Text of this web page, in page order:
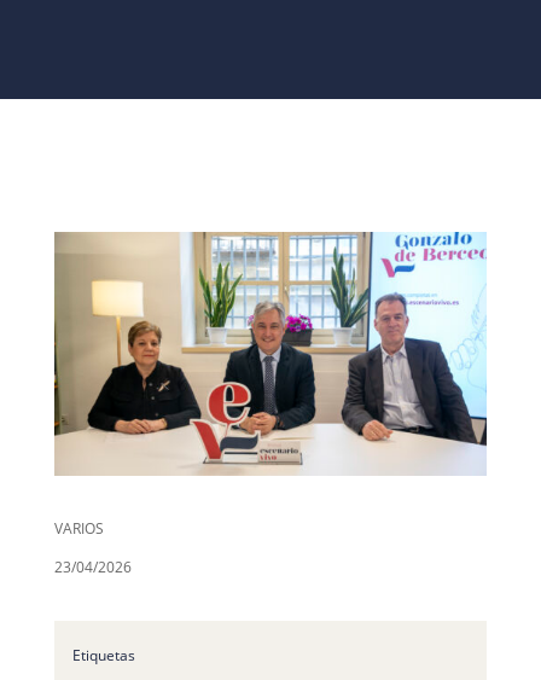
VARIOS
23/04/2026
Etiquetas